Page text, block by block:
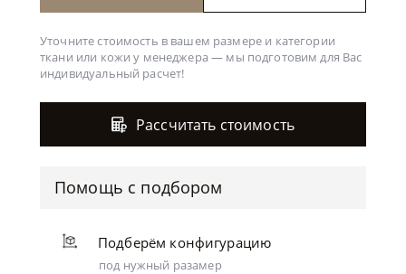
Уточните стоимость в вашем размере и категории
ткани или кожи у менеджера — мы подготовим для Вас
индивидуальный расчет!
Рассчитать стоимость
Помощь с подбором
Подберём конфигурацию
под нужный разамер